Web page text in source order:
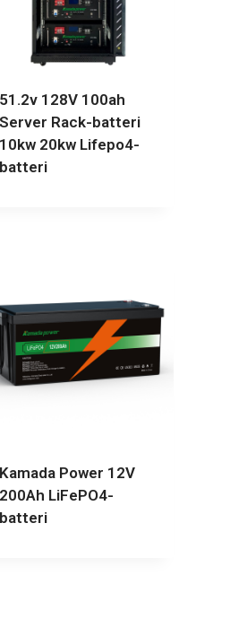
51.2v 128V 100ah
Server Rack-batteri
10kw 20kw Lifepo4-
batteri
Kamada Power 12V
200Ah LiFePO4-
batteri